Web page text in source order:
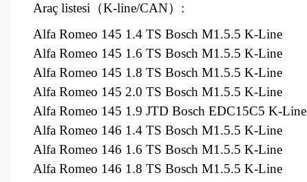
Araç listesi （K-line/CAN）:
Alfa Romeo 145 1.4 TS Bosch M1.5.5 K-Line
Alfa Romeo 145 1.6 TS Bosch M1.5.5 K-Line
Alfa Romeo 145 1.8 TS Bosch M1.5.5 K-Line
Alfa Romeo 145 2.0 TS Bosch M1.5.5 K-Line
Alfa Romeo 145 1.9 JTD Bosch EDC15C5 K-Line
Alfa Romeo 146 1.4 TS Bosch M1.5.5 K-Line
Alfa Romeo 146 1.6 TS Bosch M1.5.5 K-Line
Alfa Romeo 146 1.8 TS Bosch M1.5.5 K-Line